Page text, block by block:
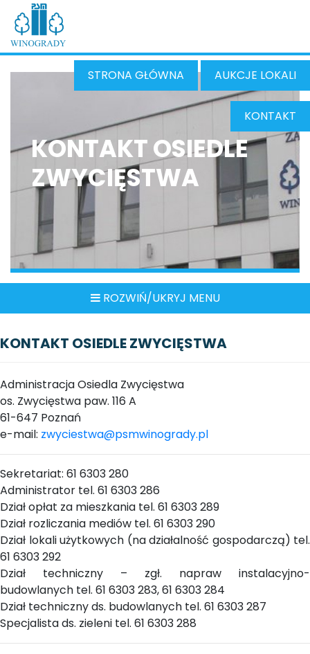
STRONA GŁÓWNA AUKCJE LOKALI
KONTAKT
KONTAKT OSIEDLE
ZWYCIĘSTWA
ROZWIŃ/UKRYJ MENU
KONTAKT OSIEDLE ZWYCIĘSTWA
Administracja Osiedla Zwycięstwa
os. Zwycięstwa paw. 116 A
61-647 Poznań
e-mail: zwyciestwa@psmwinogrady.pl
Sekretariat: 61 6303 280
Administrator tel. 61 6303 286
Dział opłat za mieszkania tel. 61 6303 289
Dział rozliczania mediów tel. 61 6303 290
Dział lokali użytkowych (na działalność gospodarczą) tel.
61 6303 292
Dział techniczny – zgł. napraw instalacyjno-
budowlanych tel. 61 6303 283, 61 6303 284
Dział techniczny ds. budowlanych tel. 61 6303 287
Specjalista ds. zieleni tel. 61 6303 288